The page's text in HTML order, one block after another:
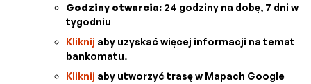
Godziny otwarcia: 24 godziny na dobę, 7 dni w
tygodniu
Kliknij aby uzyskać więcej informacji na temat
bankomatu.
Kliknij aby utworzyć trasę w Mapach Google